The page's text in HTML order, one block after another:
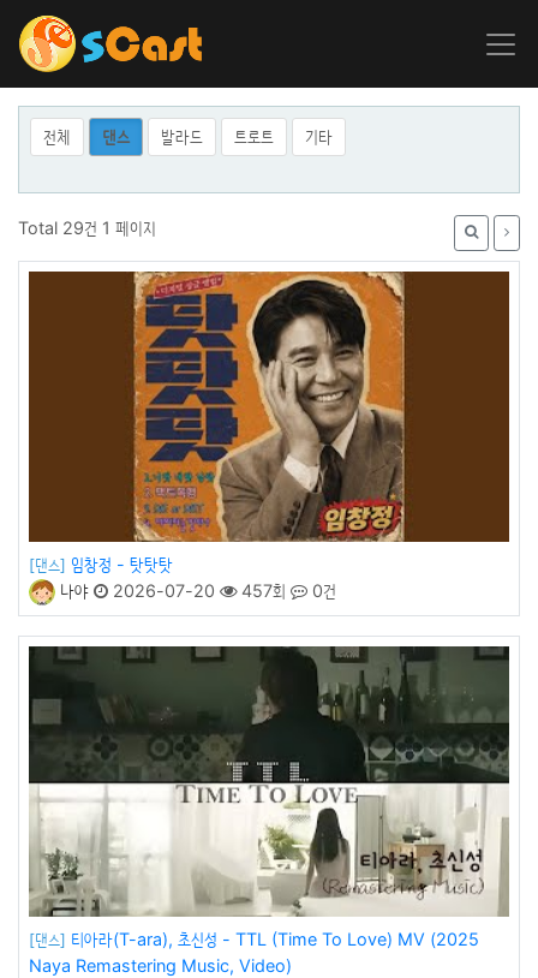
전체 댄스 발라드 트로트 기타
Total 29건 1 페이지
[댄스] 임창정 - 탓탓탓
나야
2026-07-20 457회 0건
[댄스] 티아라(T-ara), 초신성 - TTL (Time To Love) MV (2025
Naya Remastering Music, Video)